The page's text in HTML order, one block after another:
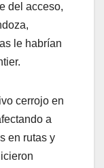
del acceso,
le habrían
cerrojo en
a
en rutas y